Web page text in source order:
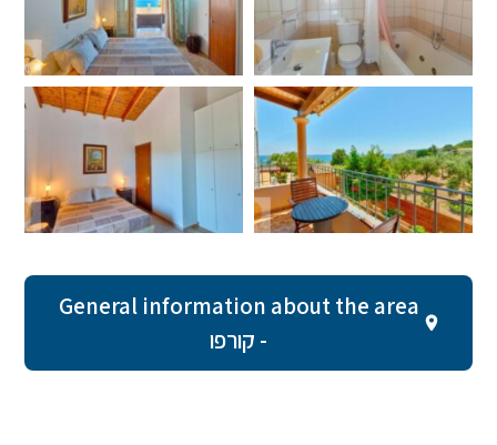
General information about the area
- קורפו